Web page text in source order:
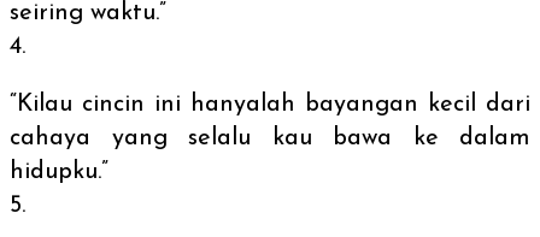
seiring waktu.”
“Kilau cincin ini hanyalah bayangan kecil dari
cahaya yang selalu kau bawa ke dalam
hidupku.”